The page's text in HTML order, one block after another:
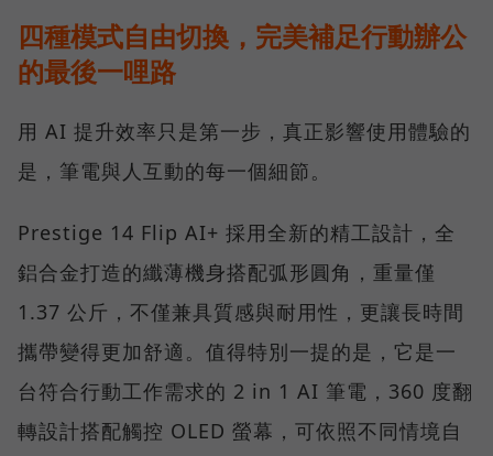
四種模式自由切換，完美補足行動辦公
的最後一哩路
用 AI 提升效率只是第一步，真正影響使用體驗的
是，筆電與人互動的每一個細節。
Prestige 14 Flip AI+ 採用全新的精工設計，全
鋁合金打造的纖薄機身搭配弧形圓角，重量僅
1.37 公斤，不僅兼具質感與耐用性，更讓長時間
攜帶變得更加舒適。值得特別一提的是，它是一
台符合行動工作需求的 2 in 1 AI 筆電，360 度翻
轉設計搭配觸控 OLED 螢幕，可依照不同情境自